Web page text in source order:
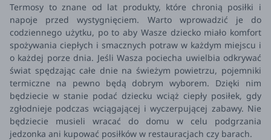
Termosy to znane od lat produkty, które chronią posiłki i
napoje przed wystygnięciem. Warto wprowadzić je do
codziennego użytku, po to aby Wasze dziecko miało komfort
spożywania ciepłych i smacznych potraw w każdym miejscu i
o każdej porze dnia. Jeśli Wasza pociecha uwielbia odkrywać
świat spędzając całe dnie na świeżym powietrzu, pojemniki
termiczne na pewno będą dobrym wyborem. Dzięki nim
będziecie w stanie podać dziecku wciąż ciepły posiłek, gdy
zgłodnieje podczas wciągającej i wyczerpującej zabawy. Nie
będziecie musieli wracać do domu w celu podgrzania
jedzonka ani kupować posiłków w restauracjach czy barach.